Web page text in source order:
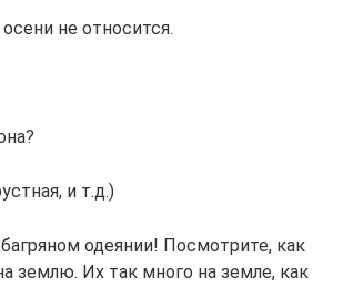
не относится.
и т.д.)
одеянии! Посмотрите, как
землю. Их так много на земле, как